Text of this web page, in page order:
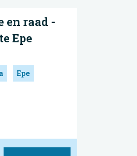
en raad -
Epe
Epe